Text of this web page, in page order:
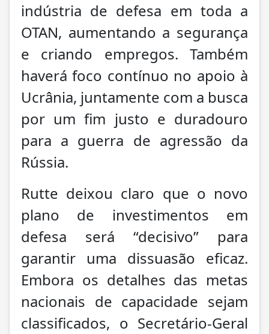
indústria de defesa em toda a
OTAN, aumentando a segurança
e criando empregos. Também
haverá foco contínuo no apoio à
Ucrânia, juntamente com a busca
por um fim justo e duradouro
para a guerra de agressão da
Rússia.
Rutte deixou claro que o novo
plano de investimentos em
defesa será “decisivo” para
garantir uma dissuasão eficaz.
Embora os detalhes das metas
nacionais de capacidade sejam
classificados, o Secretário-Geral